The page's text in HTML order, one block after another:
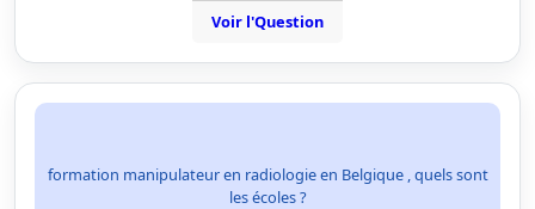
Voir l'Question
formation manipulateur en radiologie en Belgique , quels sont
les écoles ?